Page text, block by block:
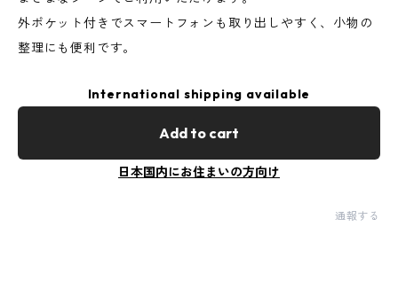
外ポケット付きでスマートフォンも取り出しやすく、小物の
整理にも便利です。
International shipping available
Add to cart
日本国内にお住まいの方向け
通報する